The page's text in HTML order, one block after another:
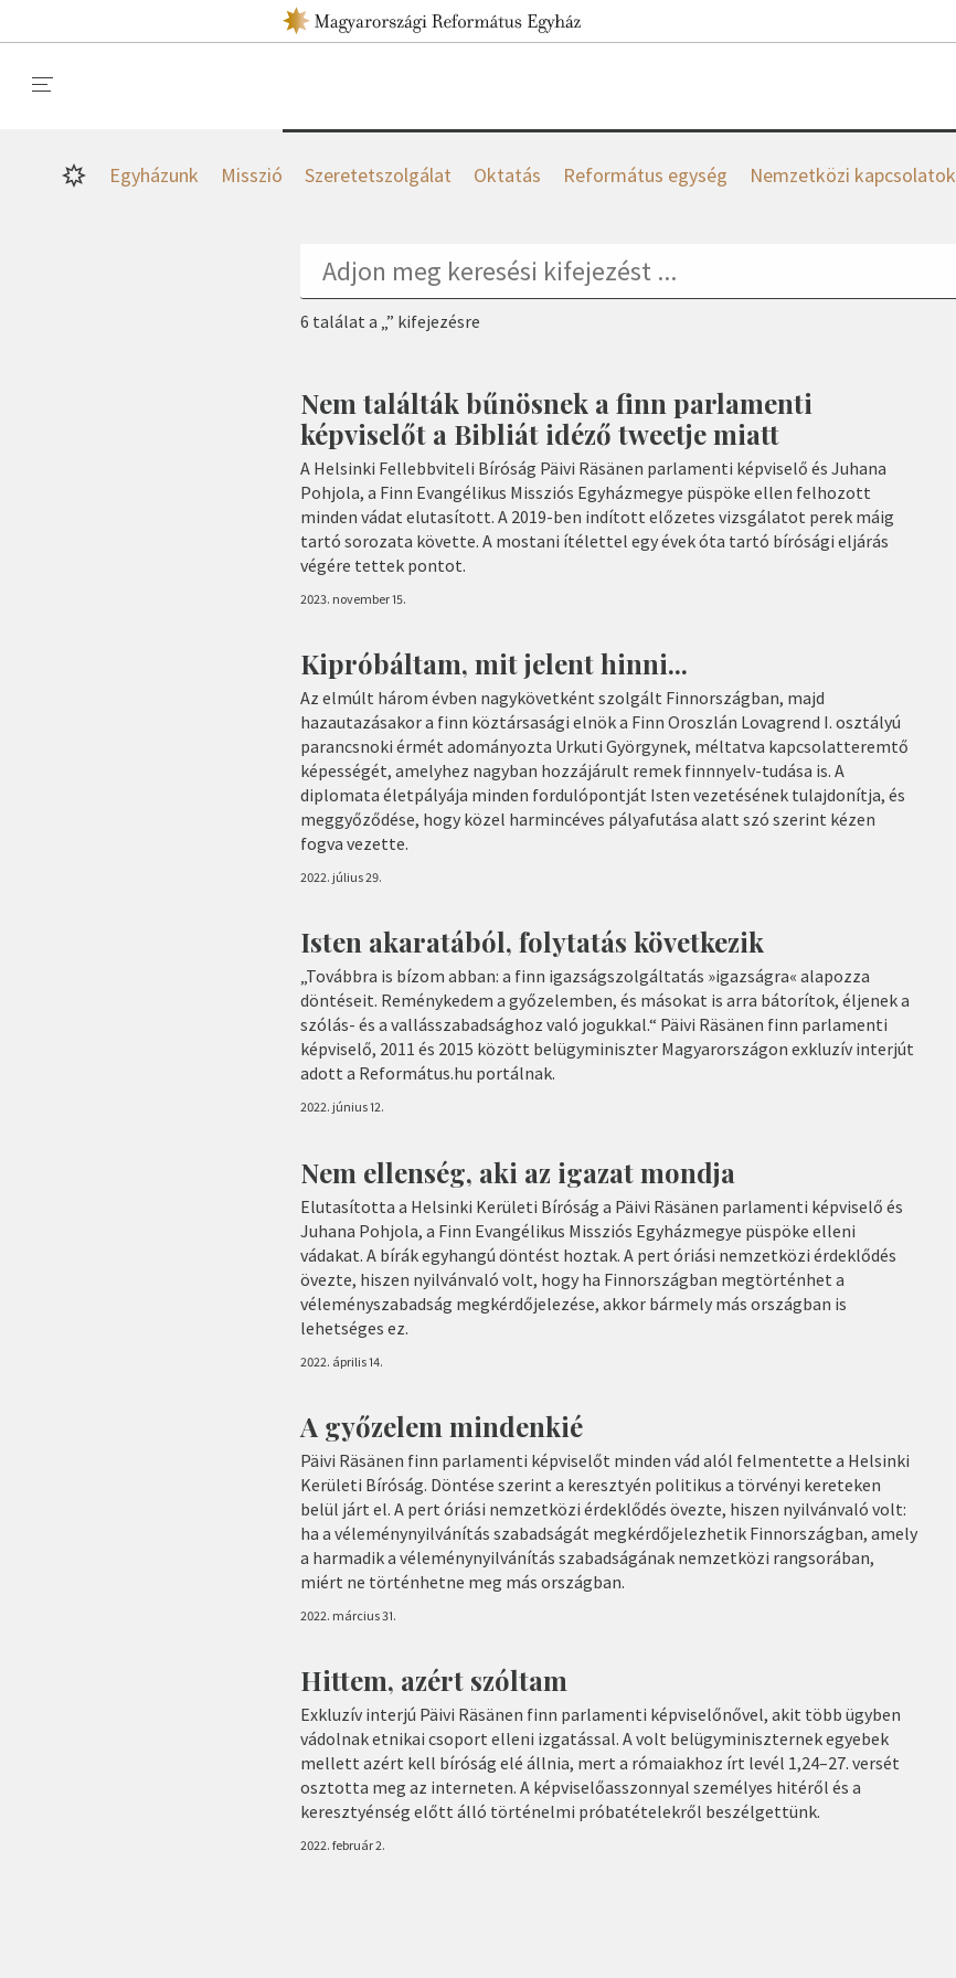
Egyházunk Misszió Szeretetszolgálat Oktatás Református egység Nemzetközi kapcsolatok
6 találat a „” kifejezésre
Nem találták bűnösnek a finn parlamenti
képviselőt a Bibliát idéző tweetje miatt
A Helsinki Fellebbviteli Bíróság Päivi Räsänen parlamenti képviselő és Juhana
Pohjola, a Finn Evangélikus Missziós Egyházmegye püspöke ellen felhozott
minden vádat elutasított. A 2019-ben indított előzetes vizsgálatot perek máig
tartó sorozata követte. A mostani ítélettel egy évek óta tartó bírósági eljárás
végére tettek pontot.
2023. november 15.
Kipróbáltam, mit jelent hinni...
Az elmúlt három évben nagykövetként szolgált Finnországban, majd
hazautazásakor a finn köztársasági elnök a Finn Oroszlán Lovagrend I. osztályú
parancsnoki érmét adományozta Urkuti Györgynek, méltatva kapcsolatteremtő
képességét, amelyhez nagyban hozzájárult remek finnnyelv-tudása is. A
diplomata életpályája minden fordulópontját Isten vezetésének tulajdonítja, és
meggyőződése, hogy közel harmincéves pályafutása alatt szó szerint kézen
fogva vezette.
2022. július 29.
Isten akaratából, folytatás következik
„Továbbra is bízom abban: a finn igazságszolgáltatás »igazságra« alapozza
döntéseit. Reménykedem a győzelemben, és másokat is arra bátorítok, éljenek a
szólás- és a vallásszabadsághoz való jogukkal.“ Päivi Räsänen finn parlamenti
képviselő, 2011 és 2015 között belügyminiszter Magyarországon exkluzív interjút
adott a Református.hu portálnak.
2022. június 12.
Nem ellenség, aki az igazat mondja
Elutasította a Helsinki Kerületi Bíróság a Päivi Räsänen parlamenti képviselő és
Juhana Pohjola, a Finn Evangélikus Missziós Egyházmegye püspöke elleni
vádakat. A bírák egyhangú döntést hoztak. A pert óriási nemzetközi érdeklődés
övezte, hiszen nyilvánvaló volt, hogy ha Finnországban megtörténhet a
véleményszabadság megkérdőjelezése, akkor bármely más országban is
lehetséges ez.
2022. április 14.
A győzelem mindenkié
Päivi Räsänen finn parlamenti képviselőt minden vád alól felmentette a Helsinki
Kerületi Bíróság. Döntése szerint a keresztyén politikus a törvényi kereteken
belül járt el. A pert óriási nemzetközi érdeklődés övezte, hiszen nyilvánvaló volt:
ha a véleménynyilvánítás szabadságát megkérdőjelezhetik Finnországban, amely
a harmadik a véleménynyilvánítás szabadságának nemzetközi rangsorában,
miért ne történhetne meg más országban.
2022. március 31.
Hittem, azért szóltam
Exkluzív interjú Päivi Räsänen finn parlamenti képviselőnővel, akit több ügyben
vádolnak etnikai csoport elleni izgatással. A volt belügyminiszternek egyebek
mellett azért kell bíróság elé állnia, mert a rómaiakhoz írt levél 1,24–27. versét
osztotta meg az interneten. A képviselőasszonnyal személyes hitéről és a
keresztyénség előtt álló történelmi próbatételekről beszélgettünk.
2022. február 2.